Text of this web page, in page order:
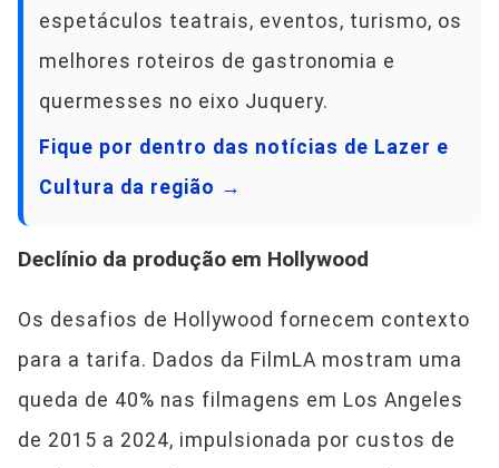
espetáculos teatrais, eventos, turismo, os
melhores roteiros de gastronomia e
quermesses no eixo Juquery.
Fique por dentro das notícias de Lazer e
Cultura da região →
Declínio da produção em Hollywood
Os desafios de Hollywood fornecem contexto
para a tarifa. Dados da FilmLA mostram uma
queda de 40% nas filmagens em Los Angeles
de 2015 a 2024, impulsionada por custos de